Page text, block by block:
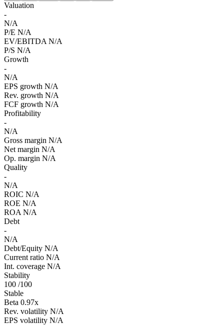
Valuation
-
N/A
P/E N/A
EV/EBITDA N/A
P/S N/A
Growth
-
N/A
EPS growth N/A
Rev. growth N/A
FCF growth N/A
Profitability
-
N/A
Gross margin N/A
Net margin N/A
Op. margin N/A
Quality
-
N/A
ROIC N/A
ROE N/A
ROA N/A
Debt
-
N/A
Debt/Equity N/A
Current ratio N/A
Int. coverage N/A
Stability
100 /100
Stable
Beta 0.97x
Rev. volatility N/A
EPS volatility N/A